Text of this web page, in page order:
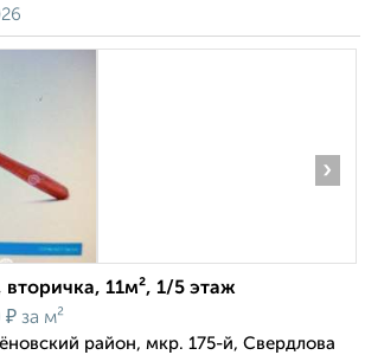
›
вторичка, 11м², 1/5 этаж
₽ за м²
район, мкр. 175-й, Свердлова